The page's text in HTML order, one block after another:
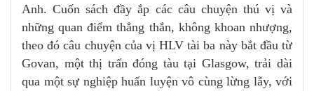
Anh. Cuốn sách đầy ắp các câu chuyện thú vị và
những quan điểm thẳng thắn, không khoan nhượng,
theo đó câu chuyện của vị HLV tài ba này bắt đầu từ
Govan, một thị trấn đóng tàu tại Glasgow, trải dài
qua một sự nghiệp huấn luyện vô cùng lừng lẫy, với